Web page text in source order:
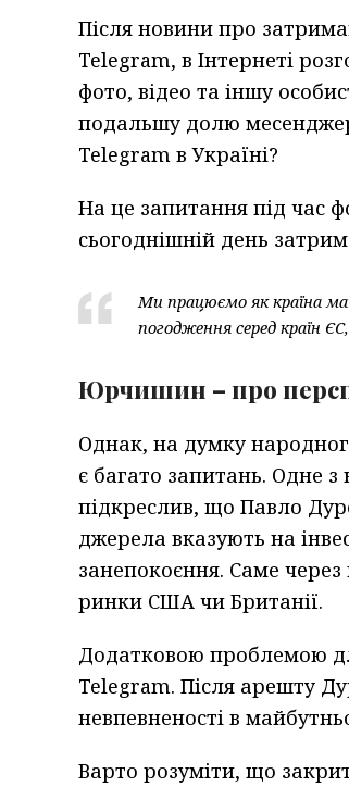
Після новини про
Telegram, в Інтернеті
фото, відео та іншу
подальшу долю
Telegram в Україні?
На це запитання під час
сьогоднішній день
Ми працюємо як країна
погодження серед країн
Юрчишин – про
Однак, на думку
є багато запитань. Одне
підкреслив, що Павло
джерела вказують на
занепокоєння. Саме
ринки США чи Британії.
Додатковою проблемою
Telegram. Після арешту
невпевненості в
Варто розуміти, що